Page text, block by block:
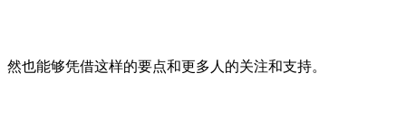
然也能够凭借这样的要点和更多人的关注和支持。